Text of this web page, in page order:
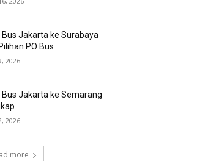
Bus Jakarta ke Surabaya
PO Bus
2026
Bus Jakarta ke Semarang
2026
more